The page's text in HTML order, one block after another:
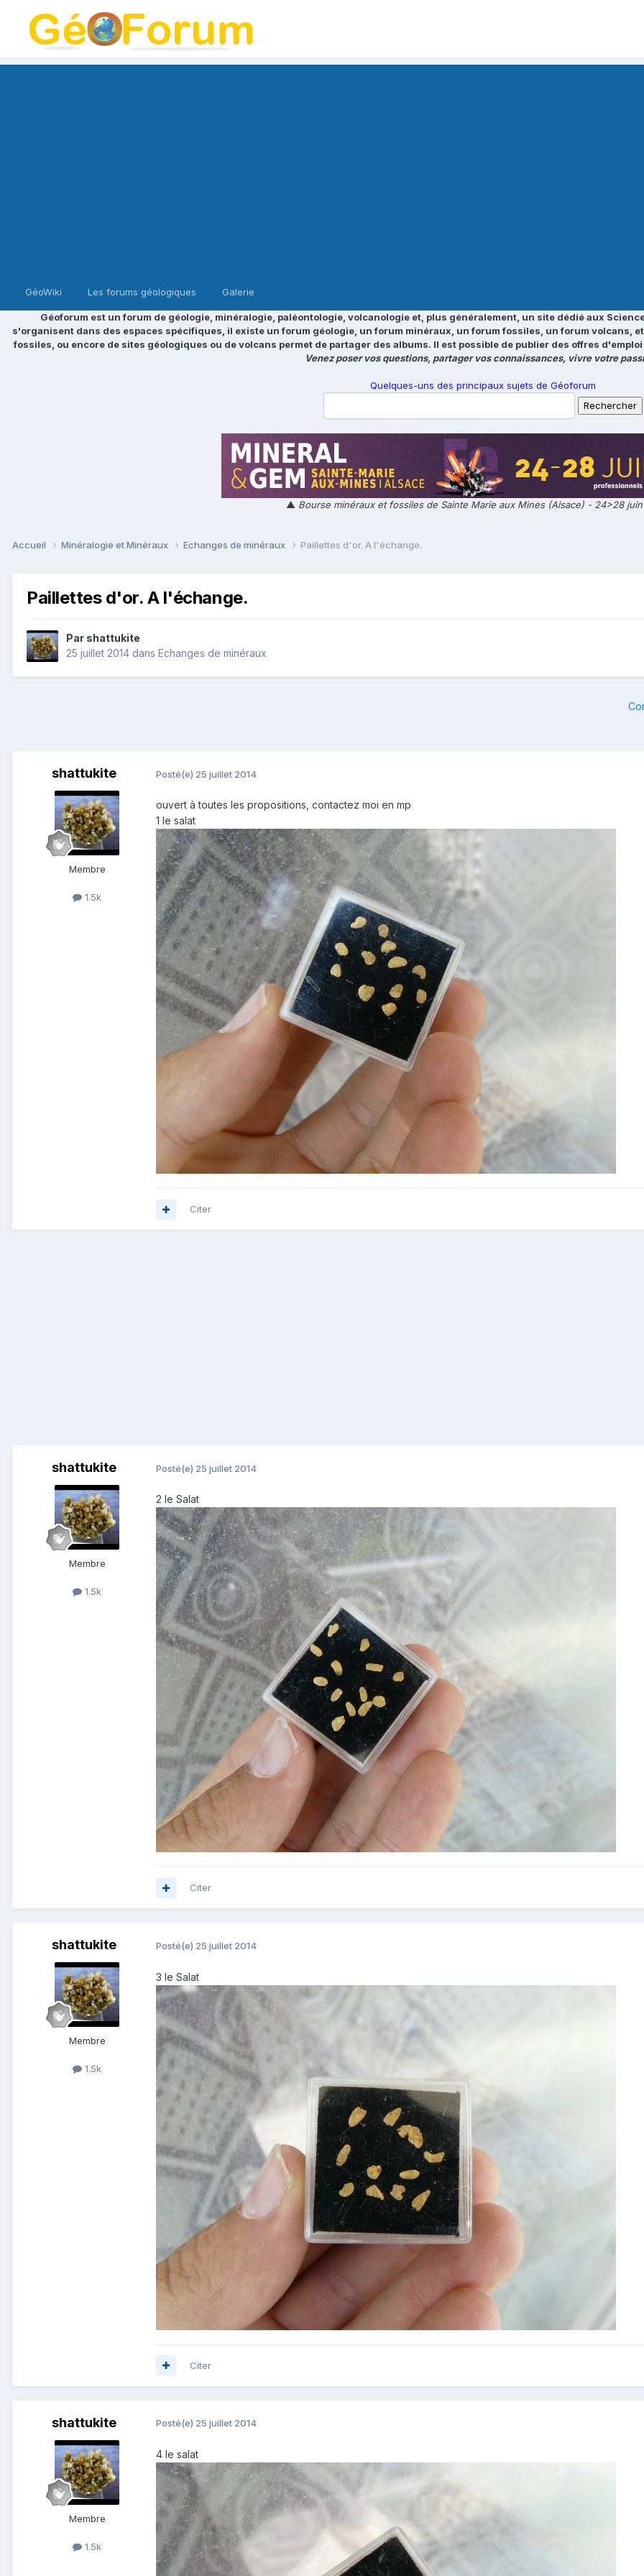
GéoWiki Les forums géologiques Galerie
Géoforum est un forum de géologie, minéralogie, paléontologie, volcanologie et, plus généralement, un site dédié aux
s'organisent dans des espaces spécifiques, il existe un forum géologie, un forum minéraux, un forum fossiles, un forum volcans,
fossiles, ou encore de sites géologiques ou de volcans permet de partager des albums. Il est possible de publier des offres
Venez poser vos questions, partager vos connaissances, vivre votre
Quelques-uns des principaux sujets de Géoforum
▲ Bourse minéraux et fossiles de Sainte Marie aux Mines (Alsace) - 24>28
Accueil Minéralogie et Minéraux Echanges de minéraux Paillettes d'or. A l'échange.
Paillettes d'or. A l'échange.
Par shattukite
25 juillet 2014 dans Echanges de minéraux
shattukite
Membre
1.5k
Posté(e) 25 juillet 2014
ouvert à toutes les propositions, contactez moi en mp
1 le salat
Citer
shattukite
Membre
1.5k
Posté(e) 25 juillet 2014
2 le Salat
Citer
shattukite
Membre
1.5k
Posté(e) 25 juillet 2014
3 le Salat
Citer
shattukite
Membre
1.5k
Posté(e) 25 juillet 2014
4 le salat